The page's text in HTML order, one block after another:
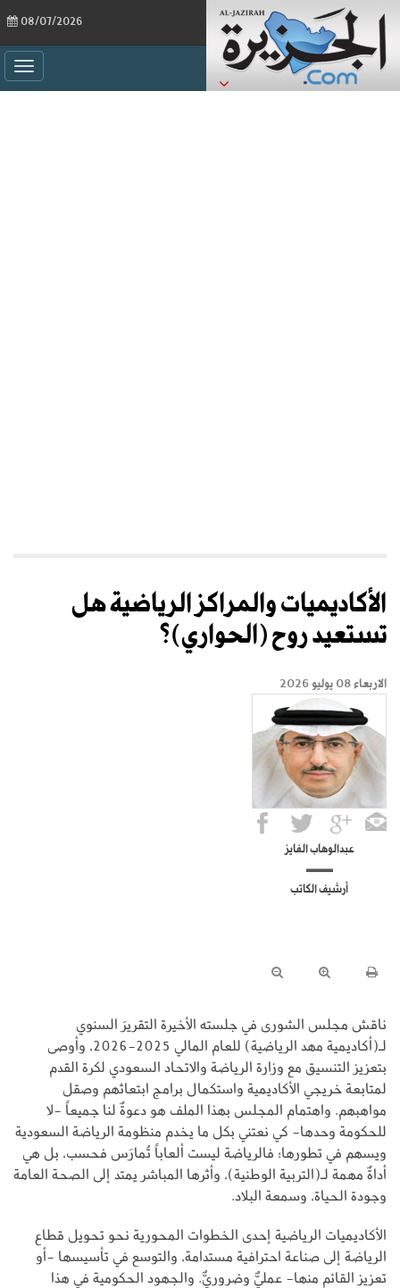
الأكاديميات والمراكز الرياضية هل
تستعيد روح (الحواري)؟
الاربعاء 08 يوليو 2026
عبدالوهاب الفايز
أرشيف الكاتب
ناقش مجلس الشورى في جلسته الأخيرة التقريرَ السنوي
لـ(أكاديمية مهد الرياضية) للعام المالي 2025-2026، وأوصى
بتعزيز التنسيق مع وزارة الرياضة والاتحاد السعودي لكرة القدم
لمتابعة خريجي الأكاديمية واستكمال برامج ابتعاثهم وصقل
مواهبهم. واهتمام المجلس بهذا الملف هو دعوةٌ لنا جميعاً -لا
للحكومة وحدها- كي نعتني بكل ما يخدم منظومة الرياضة السعودية
ويسهم في تطورها؛ فالرياضة ليست ألعاباً تُمارَس فحسب، بل هي
أداةٌ مهمة لـ(التربية الوطنية)، وأثرها المباشر يمتد إلى الصحة العامة
وجودة الحياة، وسمعة البلاد.
الأكاديميات الرياضية إحدى الخطوات المحورية نحو تحويل قطاع
الرياضة إلى صناعة احترافية مستدامة، والتوسع في تأسيسها -أو
تعزيز القائم منها- عمليٌّ وضروريٌّ. والجهود الحكومية في هذا